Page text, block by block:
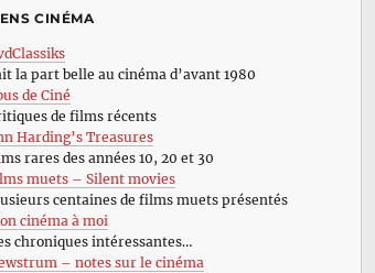
CINÉMA
la part belle au cinéma d’avant 1980
de Ciné
de films récents
Harding’s Treasures
rares des années 10, 20 et 30
muets – Silent movies
centaines de films muets présentés
cinéma à moi
chroniques intéressantes…
– notes sur le cinéma